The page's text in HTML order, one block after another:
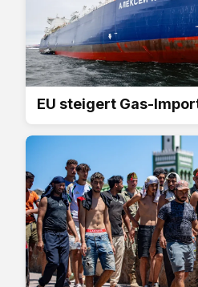
EU steigert Gas-